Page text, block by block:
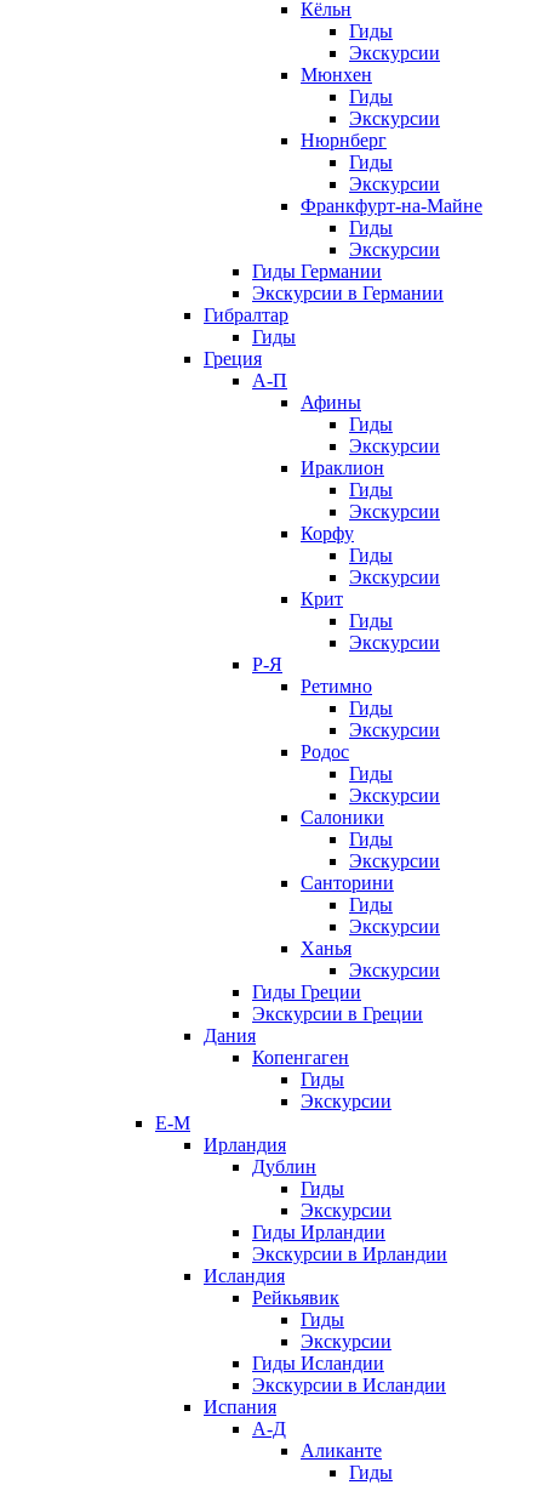
Кёльн
Гиды
Экскурсии
Мюнхен
Гиды
Экскурсии
Нюрнберг
Гиды
Экскурсии
Франкфурт-на-Майне
Гиды
Экскурсии
Гиды Германии
Экскурсии в Германии
Гибралтар
Гиды
Греция
А-П
Афины
Гиды
Экскурсии
Ираклион
Гиды
Экскурсии
Корфу
Гиды
Экскурсии
Крит
Гиды
Экскурсии
Р-Я
Ретимно
Гиды
Экскурсии
Родос
Гиды
Экскурсии
Салоники
Гиды
Экскурсии
Санторини
Гиды
Экскурсии
Ханья
Экскурсии
Гиды Греции
Экскурсии в Греции
Дания
Копенгаген
Гиды
Экскурсии
Е-М
Ирландия
Дублин
Гиды
Экскурсии
Гиды Ирландии
Экскурсии в Ирландии
Исландия
Рейкьявик
Гиды
Экскурсии
Гиды Исландии
Экскурсии в Исландии
Испания
А-Д
Аликанте
Гиды